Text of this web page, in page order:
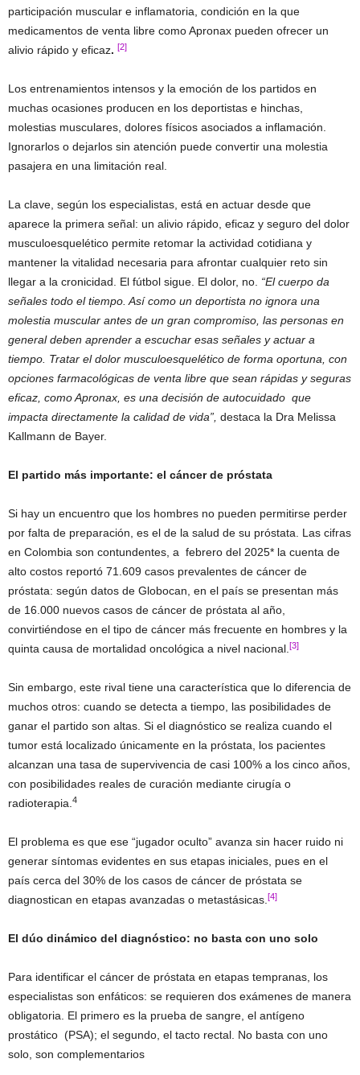
participación muscular e inflamatoria, condición en la que
medicamentos de venta libre como Apronax pueden ofrecer un
alivio rápido y eficaz. [2]
Los entrenamientos intensos y la emoción de los partidos en
muchas ocasiones producen en los deportistas e hinchas,
molestias musculares, dolores físicos asociados a inflamación.
Ignorarlos o dejarlos sin atención puede convertir una molestia
pasajera en una limitación real.
La clave, según los especialistas, está en actuar desde que
aparece la primera señal: un alivio rápido, eficaz y seguro del dolor
musculoesquelético permite retomar la actividad cotidiana y
mantener la vitalidad necesaria para afrontar cualquier reto sin
llegar a la cronicidad. El fútbol sigue. El dolor, no. “El cuerpo da
señales todo el tiempo. Así como un deportista no ignora una
molestia muscular antes de un gran compromiso, las personas en
general deben aprender a escuchar esas señales y actuar a
tiempo. Tratar el dolor musculoesquelético de forma oportuna, con
opciones farmacológicas de venta libre que sean rápidas y seguras
eficaz, como Apronax, es una decisión de autocuidado que
impacta directamente la calidad de vida”, destaca la Dra Melissa
Kallmann de Bayer.
El partido más importante: el cáncer de próstata
Si hay un encuentro que los hombres no pueden permitirse perder
por falta de preparación, es el de la salud de su próstata. Las cifras
en Colombia son contundentes, a febrero del 2025* la cuenta de
alto costos reportó 71.609 casos prevalentes de cáncer de
próstata: según datos de Globocan, en el país se presentan más
de 16.000 nuevos casos de cáncer de próstata al año,
convirtiéndose en el tipo de cáncer más frecuente en hombres y la
quinta causa de mortalidad oncológica a nivel nacional.[3]
Sin embargo, este rival tiene una característica que lo diferencia de
muchos otros: cuando se detecta a tiempo, las posibilidades de
ganar el partido son altas. Si el diagnóstico se realiza cuando el
tumor está localizado únicamente en la próstata, los pacientes
alcanzan una tasa de supervivencia de casi 100% a los cinco años,
con posibilidades reales de curación mediante cirugía o
radioterapia.4
El problema es que ese “jugador oculto” avanza sin hacer ruido ni
generar síntomas evidentes en sus etapas iniciales, pues en el
país cerca del 30% de los casos de cáncer de próstata se
diagnostican en etapas avanzadas o metastásicas.[4]
El dúo dinámico del diagnóstico: no basta con uno solo
Para identificar el cáncer de próstata en etapas tempranas, los
especialistas son enfáticos: se requieren dos exámenes de manera
obligatoria. El primero es la prueba de sangre, el antígeno
prostático (PSA); el segundo, el tacto rectal. No basta con uno
solo, son complementarios